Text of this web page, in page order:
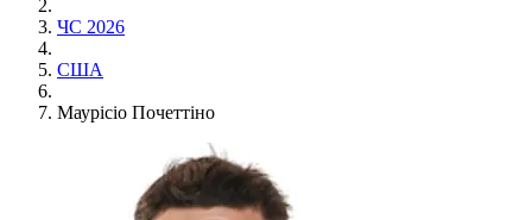
ЧС 2026
США
Маурісіо Почеттіно